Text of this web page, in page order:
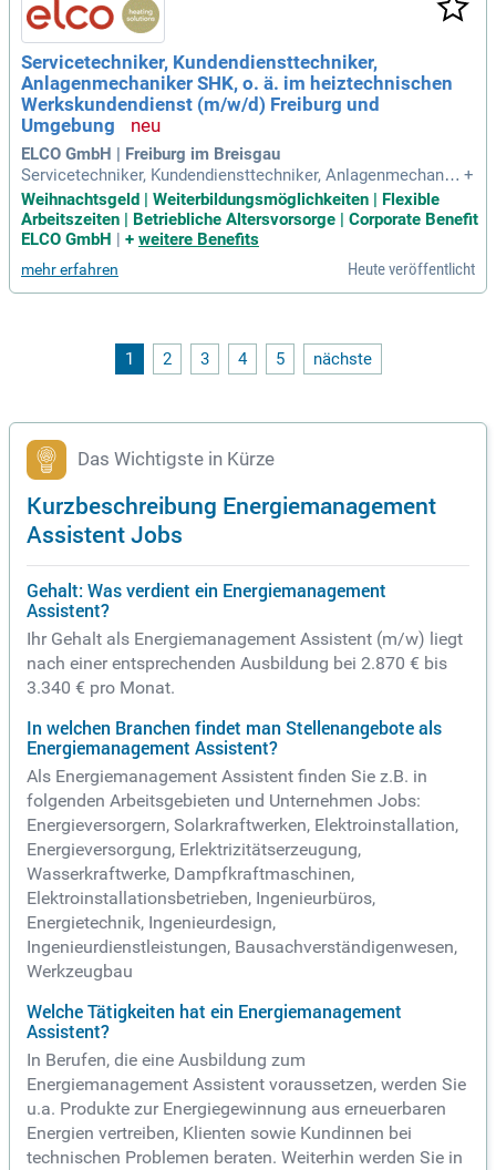
Servicetechniker, Kundendiensttechniker,
Anlagenmechaniker SHK, o. ä. im heiztechnischen
Werkskundendienst (m/w/d) Freiburg und
Umgebung
ELCO GmbH | Freiburg im Breisgau
Servicetechniker, Kundendiensttechniker, Anlagenmechanik
er SHK, o. ä. im heiztechnischen Werkskundendienst
(m⁠/⁠w⁠/⁠d) Freiburg und Umgebung: Gebiet Freiburg und Umge
bung.
+
Weihnachtsgeld | Weiterbildungsmöglichkeiten | Flexible
Arbeitszeiten | Betriebliche Altersvorsorge | Corporate Benefit
ELCO GmbH
+ weitere Benefits
mehr erfahren Heute veröffentlicht
1 2 3 4 5 nächste
Das Wichtigste in Kürze
Kurzbeschreibung Energiemanagement
Assistent Jobs
Gehalt: Was verdient ein Energiemanagement
Assistent?
Ihr Gehalt als Energiemanagement Assistent (m/w) liegt
nach einer entsprechenden Ausbildung bei 2.870 € bis
3.340 € pro Monat.
In welchen Branchen findet man Stellenangebote als
Energiemanagement Assistent?
Als Energiemanagement Assistent finden Sie z.B. in
folgenden Arbeitsgebieten und Unternehmen Jobs:
Energieversorgern, Solarkraftwerken, Elektroinstallation,
Energieversorgung, Erlektrizitätserzeugung,
Wasserkraftwerke, Dampfkraftmaschinen,
Elektroinstallationsbetrieben, Ingenieurbüros,
Energietechnik, Ingenieurdesign,
Ingenieurdienstleistungen, Bausachverständigenwesen,
Werkzeugbau
Welche Tätigkeiten hat ein Energiemanagement
Assistent?
In Berufen, die eine Ausbildung zum
Energiemanagement Assistent voraussetzen, werden Sie
u.a. Produkte zur Energiegewinnung aus erneuerbaren
Energien vertreiben, Klienten sowie Kundinnen bei
technischen Problemen beraten. Weiterhin werden Sie in